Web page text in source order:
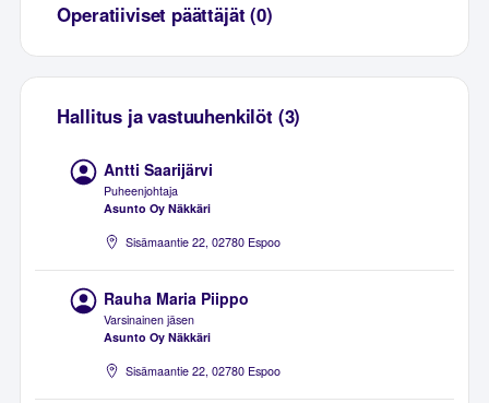
Operatiiviset päättäjät (0)
Hallitus ja vastuuhenkilöt (3)
Antti Saarijärvi
Puheenjohtaja
Asunto Oy Näkkäri
Sisämaantie 22, 02780 Espoo
Rauha Maria Piippo
Varsinainen jäsen
Asunto Oy Näkkäri
Sisämaantie 22, 02780 Espoo